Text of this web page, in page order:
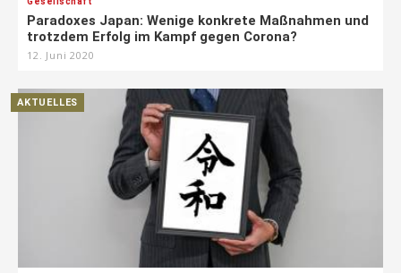
Paradoxes Japan: Wenige konkrete Maßnahmen und
trotzdem Erfolg im Kampf gegen Corona?
12. Juni 2020
AKTUELLES